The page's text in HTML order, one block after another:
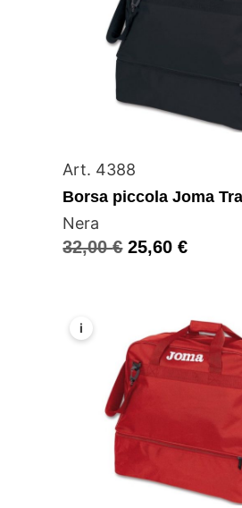
Art. 4388
Borsa piccola Joma
Nera
32,00€ 25,60€
i